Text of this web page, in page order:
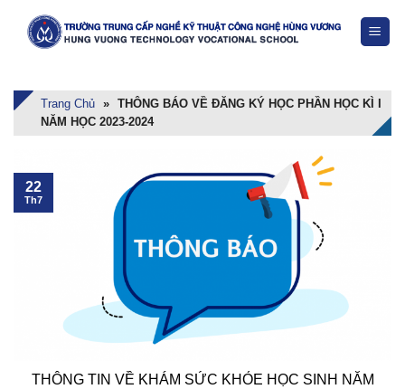
Trang Chủ » THÔNG BÁO VỀ ĐĂNG KÝ HỌC PHẦN HỌC KÌ I
NĂM HỌC 2023-2024
THÔNG TIN VỀ KHÁM SỨC KHỎE HỌC SINH NĂM
22
Th7